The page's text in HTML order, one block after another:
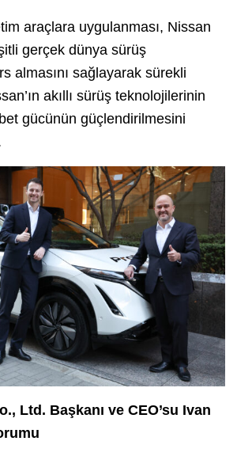
araçlara uygulanması, Nissan
gerçek dünya sürüş
almasını sağlayarak sürekli
akıllı sürüş teknolojilerinin
gücünün güçlendirilmesini
Ltd. Başkanı ve CEO’su Ivan